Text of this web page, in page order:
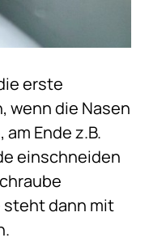
erste
wenn die Nasen
Ende z.B.
einschneiden
steht dann mit